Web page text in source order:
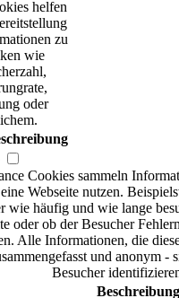
helfen
zu
wie
oder
Cookies sammeln
Webseite nutzen.
wie häufig und wie lange
oder ob der Besucher
Alle Informationen, die
und anonym -
Besucher
Beschreibung